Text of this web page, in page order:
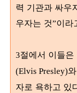
력 기관과 싸우
우자는 것”이라
3절에서 이들은
(Elvis Presley)와
자로 욕하고 있